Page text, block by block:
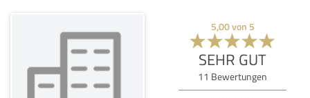
5,00von 5
SEHR GUT
11 Bewertungen